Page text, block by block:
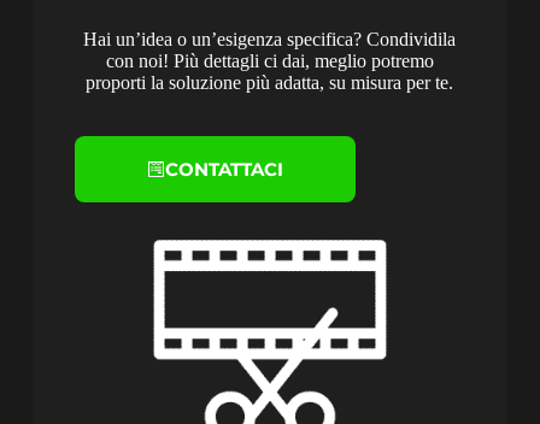
Hai un’idea o un’esigenza specifica? Condividila
con noi! Più dettagli ci dai, meglio potremo
proporti la soluzione più adatta, su misura per te.
CONTATTACI